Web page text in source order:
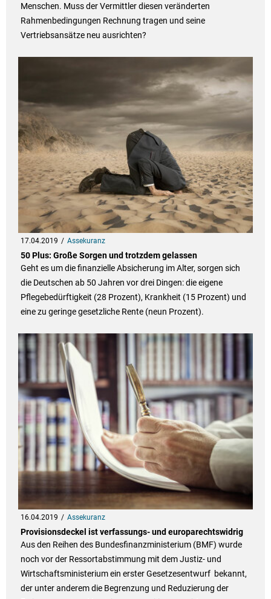
Menschen. Muss der Vermittler diesen veränderten
Rahmenbedingungen Rechnung tragen und seine
Vertriebsansätze neu ausrichten?
17.04.2019 Assekuranz
50 Plus: Große Sorgen und trotzdem gelassen
Geht es um die finanzielle Absicherung im Alter, sorgen sich
die Deutschen ab 50 Jahren vor drei Dingen: die eigene
Pflegebedürftigkeit (28 Prozent), Krankheit (15 Prozent) und
eine zu geringe gesetzliche Rente (neun Prozent).
16.04.2019 Assekuranz
Provisionsdeckel ist verfassungs- und europarechtswidrig
Aus den Reihen des Bundesfinanzministerium (BMF) wurde
noch vor der Ressortabstimmung mit dem Justiz- und
Wirtschaftsministerium ein erster Gesetzesentwurf bekannt,
der unter anderem die Begrenzung und Reduzierung der